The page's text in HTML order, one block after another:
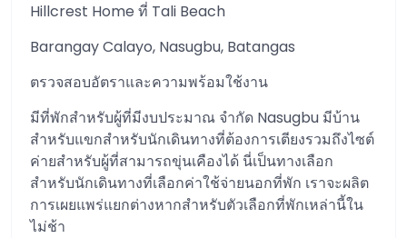
Hillcrest Home ที่ Tali Beach
Barangay Calayo, Nasugbu, Batangas
ตรวจสอบอัตราและความพร้อมใช้งาน
มีที่พักสำหรับผู้ที่มีงบประมาณ จำกัด Nasugbu มีบ้าน
สำหรับแขกสำหรับนักเดินทางที่ต้องการเตียงรวมถึงไซต์
ค่ายสำหรับผู้ที่สามารถขุ่นเคืองได้ นี่เป็นทางเลือก
สำหรับนักเดินทางที่เลือกค่าใช้จ่ายนอกที่พัก เราจะผลิต
การเผยแพร่แยกต่างหากสำหรับตัวเลือกที่พักเหล่านี้ใน
ไม่ช้า